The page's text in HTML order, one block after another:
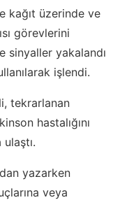
kağıt üzerinde ve
görevlerini
sinyaller yakalandı
işlendi.
tekrarlanan
hastalığını
yazarken
veya